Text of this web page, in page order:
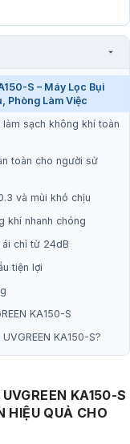
S – Máy Lọc Bụi
Phòng Làm Việc
sạch không khí toàn
toàn cho người sử
và mùi khó chịu
khí nhanh chóng
chỉ từ 24dB
tiện lợi
KA150-S
KA150-S?
KA150-S
HIỆU QUẢ CHO